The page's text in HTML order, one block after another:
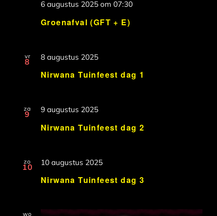
Groenafval (GFT + E)
6 augustus 2025 om 07:30
vr
8
Nirwana Tuinfeest dag 1
8 augustus 2025
za
9
Nirwana Tuinfeest dag 2
9 augustus 2025
zo
10
Nirwana Tuinfeest dag 3
10 augustus 2025
wo